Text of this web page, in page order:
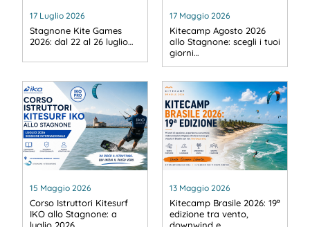
17 Luglio 2026
Stagnone Kite Games
2026: dal 22 al 26 luglio…
17 Maggio 2026
Kitecamp Agosto 2026
allo Stagnone: scegli i tuoi
giorni…
15 Maggio 2026
Corso Istruttori Kitesurf
IKO allo Stagnone: a
13 Maggio 2026
Kitecamp Brasile 2026: 19ª
edizione tra vento,